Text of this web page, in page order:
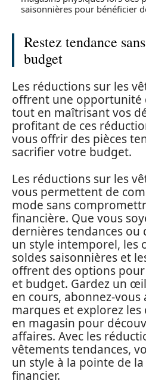
saisonnières pour bénéficier
Restez tendance
budget
Les réductions sur les
offrent une opportunité
tout en maîtrisant vos
profitant de ces
vous offrir des pièces
sacrifier votre budget.
Les réductions sur les
vous permettent de
mode sans
financière. Que vous
dernières tendances ou
un style intemporel, les
soldes saisonnières et
offrent des options
et budget. Gardez un
en cours, abonnez-
marques et explorez
en magasin pour
affaires. Avec les
vêtements tendances,
un style à la pointe de
financier.